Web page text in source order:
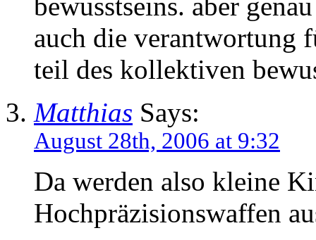
bewusstseins. aber
auch die verantwortung
teil des kollektiven
Matthias Says:
August 28th, 2006 at 9:32
Da werden also kleine
Hochpräzisionswaffen